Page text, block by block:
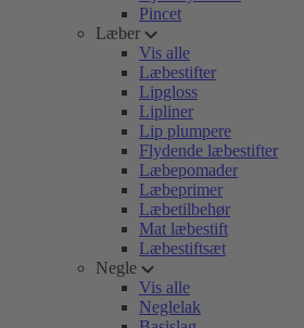
Pincet
Læber
Vis alle
Læbestifter
Lipgloss
Lipliner
Lip plumpere
Flydende læbestifter
Læbepomader
Læbeprimer
Læbetilbehør
Mat læbestift
Læbestiftsæt
Negle
Vis alle
Neglelak